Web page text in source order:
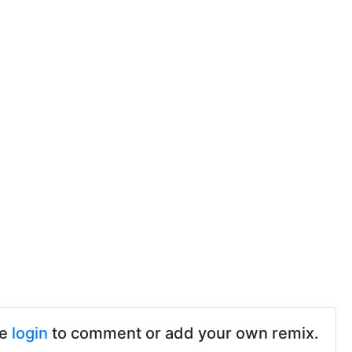
login to comment or add your own remix.